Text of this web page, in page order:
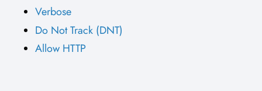
Verbose
Do Not Track (DNT)
Allow HTTP